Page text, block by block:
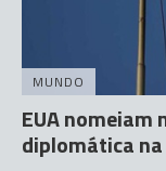
MUNDO
EUA nomeiam
diplomática na